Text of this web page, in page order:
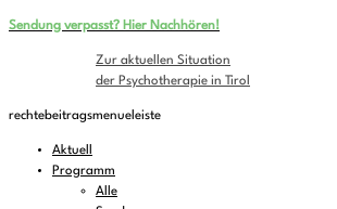
Sendung verpasst? Hier Nachhören!
Zur aktuellen Situation
der Psychotherapie in Tirol
rechtebeitragsmenueleiste
Aktuell
Programm
Alle